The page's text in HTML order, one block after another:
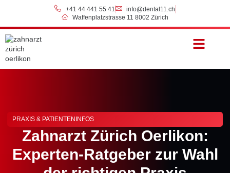
+41 44 441 55 41
info@dental11.ch
Waffenplatzstrasse 11 8002 Zürich
PRAXIS & PATIENTENINFOS
Zahnarzt Zürich Oerlikon:
Experten-Ratgeber zur Wahl